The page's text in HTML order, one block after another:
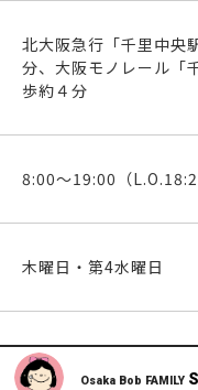
−
北大阪急行「千里中央
分、大阪モノレール「
歩約４分
8:00～19:00（
木曜日・第4水曜日
Osaka Bob FAMILY